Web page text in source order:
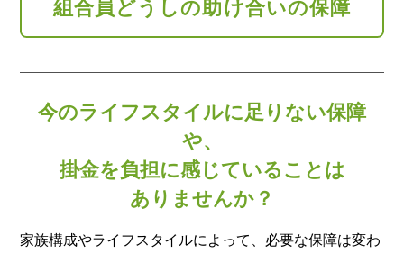
組合員どうしの助け合いの保障
今のライフスタイルに足りない保障
や、
掛金を負担に感じていることは
ありませんか？
家族構成やライフスタイルによって、必要な保障は変わ